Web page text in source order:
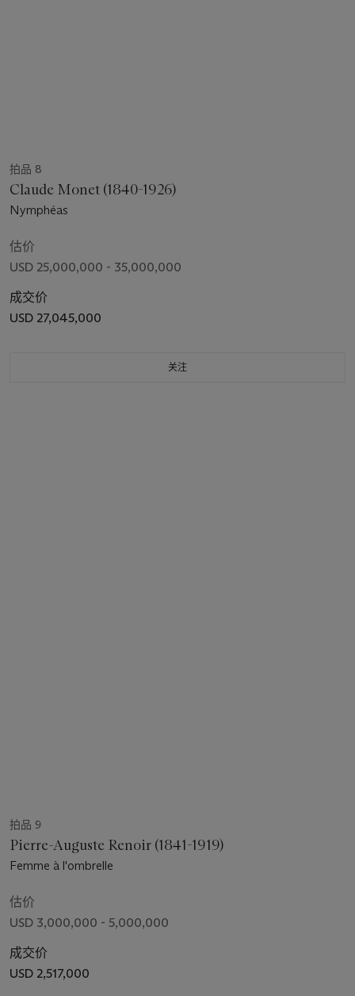
拍品 8
Claude Monet (1840-1926)
Nymphéas
估价
USD 25,000,000 - 35,000,000
成交价
USD 27,045,000
关注
拍品 9
Pierre-Auguste Renoir (1841-1919)
Femme à l'ombrelle
估价
USD 3,000,000 - 5,000,000
成交价
USD 2,517,000